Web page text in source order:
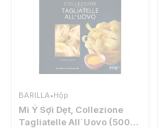
BARILLA•Hộp
Mì Ý Sợi Dẹt, Collezione
Tagliatelle All`Uovo (500g)